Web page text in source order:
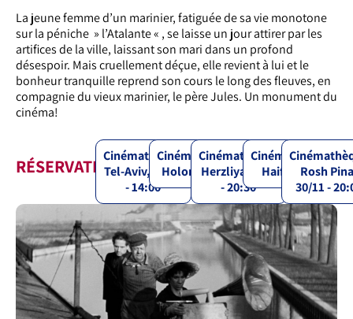
La jeune femme d’un marinier, fatiguée de sa vie monotone
sur la péniche » l’Atalante « , se laisse un jour attirer par les
artifices de la ville, laissant son mari dans un profond
désespoir. Mais cruellement déçue, elle revient à lui et le
bonheur tranquille reprend son cours le long des fleuves, en
compagnie du vieux marinier, le père Jules. Un monument du
cinéma!
RÉSERVATIONSCinémathèque
Tel-Aviv, 28/11
- 14:00
Cinémathèque
Holon, 30/11
Cinémathèque
Herzliya, 2/12
- 20:30
Cinémathèque
Haifa, 4/12
Rosh
30/11 -